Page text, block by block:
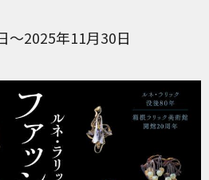
～2025年11月30日